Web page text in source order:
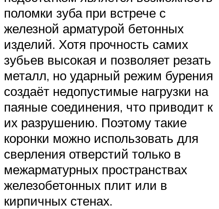
поломки зуба при встрече с
железной арматурой бетонных
изделий. Хотя прочность самих
зубьев высокая и позволяет резать
металл, но ударный режим бурения
создаёт недопустимые нагрузки на
паяные соединения, что приводит к
их разрушению. Поэтому такие
коронки можно использовать для
сверления отверстий только в
межарматурных пространствах
железобетонных плит или в
кирпичных стенах.